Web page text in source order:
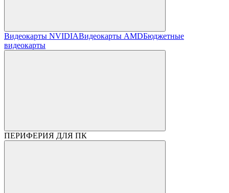
Видеокарты NVIDIAВидеокарты AMDБюджетные
видеокарты
ПЕРИФЕРИЯ ДЛЯ ПК